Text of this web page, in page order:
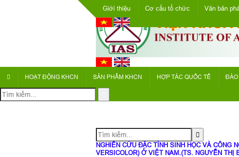
Giới thiệu Cơ cấu tổ chức Văn bản
HOẠT ĐỘNG KHCN SẢN PHẨM KHCN HỢP TÁC QUỐC TẾ ĐÀO
NGHIÊN CỨU ĐẶC TÍNH SINH HỌC VÀ CÔNG
VERSICOLOR) Ở VIỆT NAM.(TS. NGUYỄN THỊ